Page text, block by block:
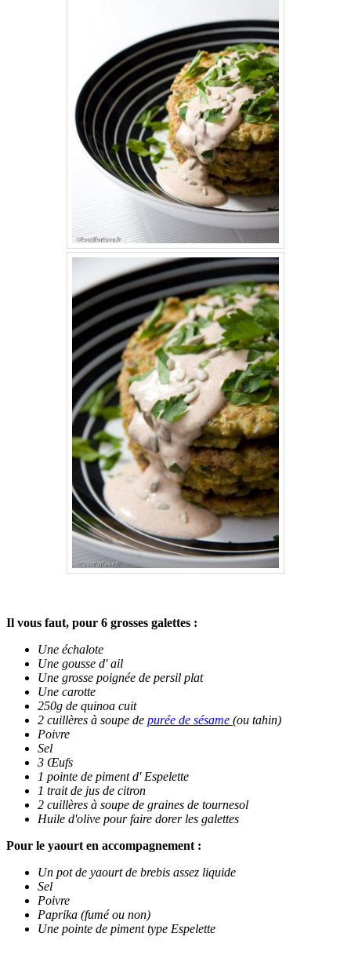
Il vous faut, pour 6 grosses galettes :
Une échalote
Une gousse d' ail
Une grosse poignée de persil plat
Une carotte
250g de quinoa cuit
2 cuillères à soupe de purée de sésame (ou tahin)
Poivre
Sel
3 Œufs
1 pointe de piment d' Espelette
1 trait de jus de citron
2 cuillères à soupe de graines de tournesol
Huile d'olive pour faire dorer les galettes
Pour le yaourt en accompagnement :
Un pot de yaourt de brebis assez liquide
Sel
Poivre
Paprika (fumé ou non)
Une pointe de piment type Espelette